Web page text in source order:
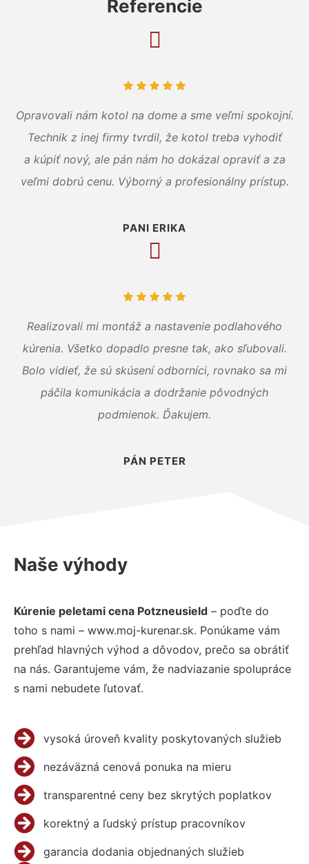
Referencie
Opravovali nám kotol na dome a sme veľmi spokojní.
Technik z inej firmy tvrdil, že kotol treba vyhodiť
a kúpiť nový, ale pán nám ho dokázal opraviť a za
veľmi dobrú cenu. Výborný a profesionálny prístup.
PANI ERIKA
Realizovali mi montáž a nastavenie podlahového
kúrenia. Všetko dopadlo presne tak, ako sľubovali.
Bolo vidieť, že sú skúsení odborníci, rovnako sa mi
páčila komunikácia a dodržanie pôvodných
podmienok. Ďakujem.
PÁN PETER
Naše výhody
Kúrenie peletami cena Potzneusield – poďte do
toho s nami – www.moj-kurenar.sk. Ponúkame vám
prehľad hlavných výhod a dôvodov, prečo sa obrátiť
na nás. Garantujeme vám, že nadviazanie spolupráce
s nami nebudete ľutovať.
vysoká úroveň kvality poskytovaných služieb
nezáväzná cenová ponuka na mieru
transparentné ceny bez skrytých poplatkov
korektný a ľudský prístup pracovníkov
garancia dodania objednaných služieb